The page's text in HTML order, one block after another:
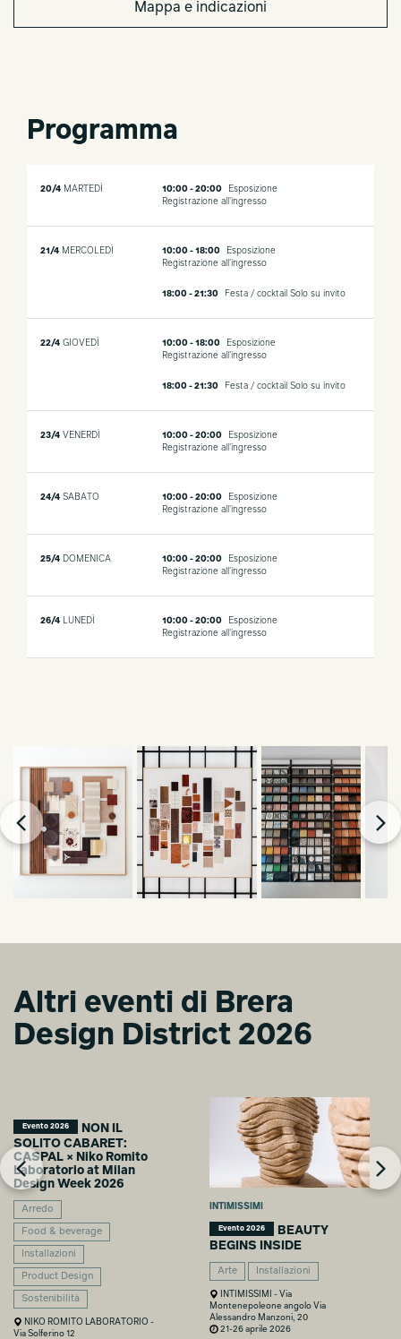
Mappa e indicazioni
Programma
20/4 MARTEDÌ 10:00 - 20:00
Esposizione
Registrazione all'ingresso
21/4 MERCOLEDÌ 10:00 - 18:00
Esposizione
Registrazione all'ingresso
18:00 - 21:30 Festa / cocktail Solo su invito
22/4 GIOVEDÌ 10:00 - 18:00
Esposizione
Registrazione all'ingresso
18:00 - 21:30 Festa / cocktail Solo su invito
23/4 VENERDÌ 10:00 - 20:00
Esposizione
Registrazione all'ingresso
24/4 SABATO 10:00 - 20:00
Esposizione
Registrazione all'ingresso
25/4 DOMENICA 10:00 - 20:00
Esposizione
Registrazione all'ingresso
26/4 LUNEDÌ 10:00 - 20:00
Esposizione
Registrazione all'ingresso
Altri eventi di Brera
Design District 2026
Evento 2026
NON IL
SOLITO CABARET:
CASPAL × Niko Romito
Laboratorio at Milan
Design Week 2026
Arredo
Food & beverage
Installazioni
Product Design
Sostenibilità
NIKO ROMITO LABORATORIO -
Via Solferino 12
INTIMISSIMI
Evento 2026
BEAUTY
BEGINS INSIDE
Arte Installazioni
INTIMISSIMI - Via
Montenepoleone angolo Via
Alessandro Manzoni, 20
21-26 aprile 2026